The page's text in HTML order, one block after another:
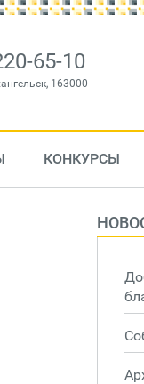
65-10
163000
КОНКУРСЫ